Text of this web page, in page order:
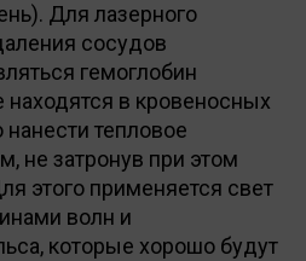
Для лазерного
сосудов
гемоглобин
находятся в кровеносных
тепловое
не затронув при этом
этого применяется свет
волн и
которые хорошо будут